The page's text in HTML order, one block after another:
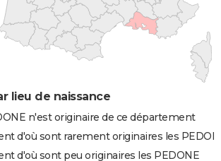
lieu de naissance
n'est originaire de ce département
d'où sont rarement originaires les
d'où sont peu originaires les PEDONE